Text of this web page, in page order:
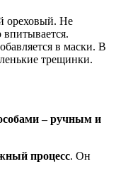
ореховый. Не
впитывается.
в маски. В
трещинки.
– ручным и
процесс. Он